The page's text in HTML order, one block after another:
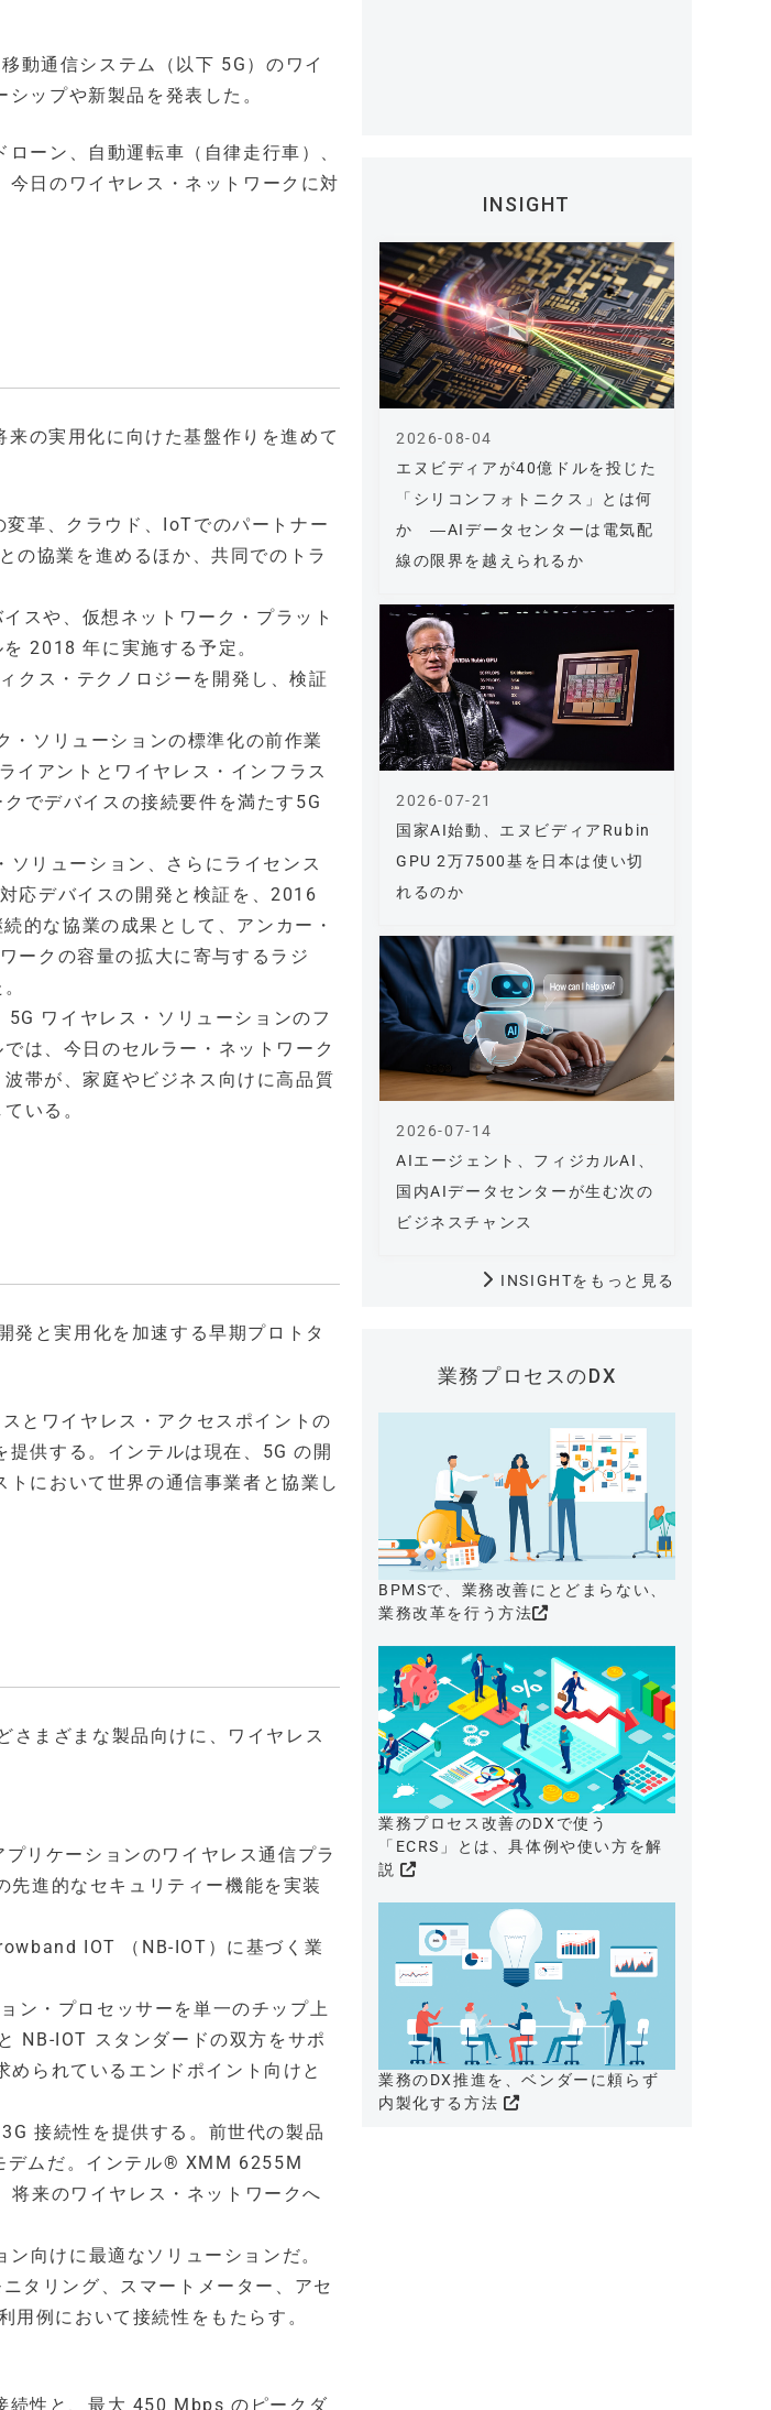
動通信システム（以下 5G）のワイ
ップや新製品を発表した。
ーン、自動運転車（自律走行車）、
日のワイヤレス・ネットワークに対
の実用化に向けた基盤作りを進めて
革、クラウド、IoTでのパートナー
の協業を進めるほか、共同でのトラ
スや、仮想ネットワーク・プラット
2018 年に実施する予定。
クス・テクノロジーを開発し、検証
ソリューションの標準化の前作業
イアントとワイヤレス・インフラス
でデバイスの接続要件を満たす5G
リューション、さらにライセンス
応デバイスの開発と検証を、2016
的な協業の成果として、アンカー・
ークの容量の拡大に寄与するラジ
ワイヤレス・ソリューションのフ
は、今日のセルラー・ネットワーク
帯が、家庭やビジネス向けに高品質
いる。
発と実用化を加速する早期プロトタ
とワイヤレス・アクセスポイントの
供する。インテルは現在、5G の開
において世界の通信事業者と協業し
さまざまな製品向けに、ワイヤレス
リケーションのワイヤレス通信プラ
先進的なセキュリティー機能を実装
IOT （NB-IOT）に基づく業
ン・プロセッサーを単一のチップ上
NB-IOT スタンダードの双方をサポ
られているエンドポイント向けと
接続性を提供する。前世代の製品
デムだ。インテル® XMM 6255M
将来のワイヤレス・ネットワークへ
向けに最適なソリューションだ。
タリング、スマートメーター、アセ
例において接続性をもたらす。
性と、最大 450 Mbps のピークダ
INSIGHT
エヌビディアが40億ドルを投じた
「シリコンフォトニクス」とは何
か ―AIデータセンターは電気配
線の限界を越えられるか
2026-08-04
国家AI始動、エヌビディアRubin
GPU 2万7500基を日本は使い切
れるのか
2026-07-21
AIエージェント、フィジカルAI、
国内AIデータセンターが生む次の
ビジネスチャンス
2026-07-14
INSIGHTをもっと見る
業務プロセスのDX
BPMSで、業務改善にとどまらない、
業務改革を行う方法
業務プロセス改善のDXで使う
「ECRS」とは、具体例や使い方を解
説
業務のDX推進を、ベンダーに頼らず
内製化する方法